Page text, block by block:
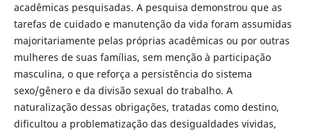
acadêmicas pesquisadas. A pesquisa demonstrou que as
tarefas de cuidado e manutenção da vida foram assumidas
majoritariamente pelas próprias acadêmicas ou por outras
mulheres de suas famílias, sem menção à participação
masculina, o que reforça a persistência do sistema
sexo/gênero e da divisão sexual do trabalho. A
naturalização dessas obrigações, tratadas como destino,
dificultou a problematização das desigualdades vividas,